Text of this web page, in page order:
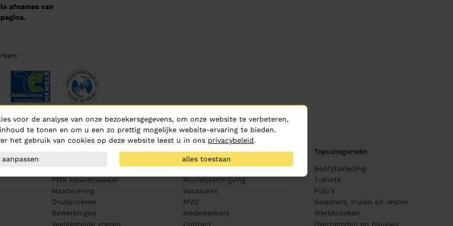
afnames van
Aanleveren artwork
PMS kleurenwaaier
Maatvoering
Drukproeven
Bewerkingen
Veelgestelde vragen
Over ons
Over Hurricane
Routebeschrijving
Vacatures
MVO
Medewerkers
Contact
Topcategorieën
Bedrijfskleding
T-shirts
Polo's
Sweaters, truien en vesten
Werkbroeken
Overhemden en blouses
voor de analyse van onze bezoekersgegevens, om onze website te verbeteren,
te tonen en om u een zo prettig mogelijke website-ervaring te bieden.
het gebruik van cookies op deze website leest u in ons privacybeleid.
aanpassen alles toestaan